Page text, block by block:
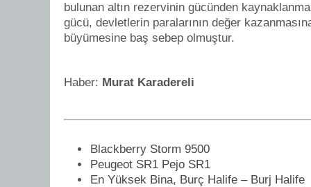
bulunan altın rezervinin gücünden
gücü, devletlerin paralarının değer
büyümesine baş sebep olmuştur.
Haber: Murat Karadereli
Blackberry Storm 9500
Peugeot SR1 Pejo SR1
En Yüksek Bina, Burç Halife – Burj Halife